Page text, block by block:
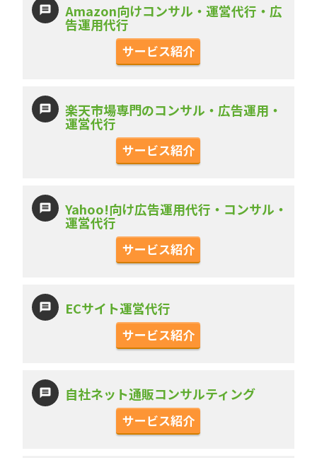
Amazon向けコンサル・運営代行・広
告運用代行
サービス紹介
楽天市場専門のコンサル・広告運用・
運営代行
サービス紹介
Yahoo!向け広告運用代行・コンサル・
運営代行
サービス紹介
ECサイト運営代行
サービス紹介
自社ネット通販コンサルティング
サービス紹介